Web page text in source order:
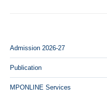
Admission 2026-27
Publication
MPONLINE Services